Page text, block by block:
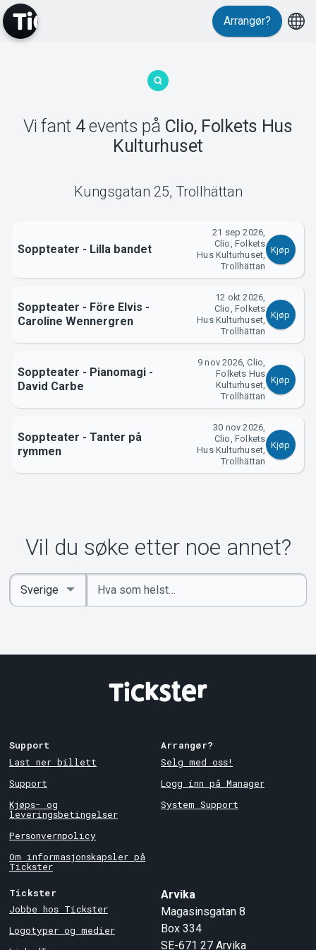
MyTickster
Support
Om Tickster
Arrangør?
Vi fant 4events på Clio, Folkets Hus
Kulturhuset
Kungsgatan 25, Trollhättan
Soppteater - Lilla bandet
21 sep 2026,
Clio, Folkets
Hus Kulturhuset,
Trollhättan
Kjøp
Soppteater - Före Elvis -
Caroline Wennergren
12 okt 2026,
Clio, Folkets
Hus Kulturhuset,
Trollhättan
Kjøp
Soppteater - Pianomagi -
David Carbe
9 nov 2026, Clio,
Folkets Hus
Kulturhuset,
Trollhättan
Kjøp
Soppteater - Tanter på
rymmen
30 nov 2026,
Clio, Folkets
Hus Kulturhuset,
Trollhättan
Kjøp
Vil du søke etter noe annet?
Angi
nøkkelord
Select
Country
Support
Last ner billett
Support
Kjøps- og
leveringsbetingelser
Personvernpolicy
Om informasjonskapsler på
Tickster
Arrangør?
Selg med oss!
Logg inn på Manager
System Support
Tickster
Jobbe hos Tickster
Logotyper og medier
Arvika
Magasinsgatan 8
Box 334
SE-671 27 Arvika